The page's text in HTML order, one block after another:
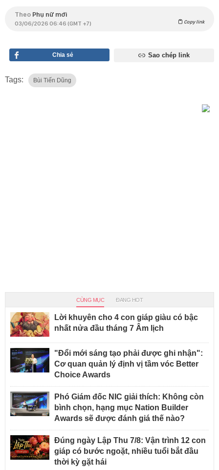
Theo Phụ nữ mới
03/06/2026 06:46 (GMT +7) Copy link
Chia sẻ Sao chép link
Tags: Bùi Tiến Dũng
CÙNG MỤC ĐANG HOT
Lời khuyên cho 4 con giáp giàu có bậc
nhất nửa đầu tháng 7 Âm lịch
"Đổi mới sáng tạo phải được ghi nhận":
Cơ quan quản lý định vị tầm vóc Better
Choice Awards
Phó Giám đốc NIC giải thích: Không còn
bình chọn, hạng mục Nation Builder
Awards sẽ được đánh giá thế nào?
Đúng ngày Lập Thu 7/8: Vận trình 12 con
giáp có bước ngoặt, nhiều tuổi bắt đầu
thời kỳ gặt hái